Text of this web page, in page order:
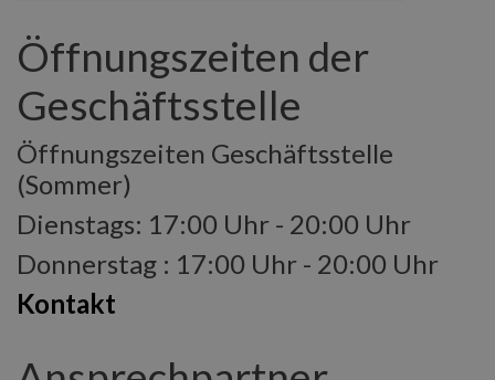
Öffnungszeiten der
Geschäftsstelle
Öffnungszeiten Geschäftsstelle
(Sommer)
Dienstags: 17:00 Uhr - 20:00 Uhr
Donnerstag : 17:00 Uhr - 20:00 Uhr
Kontakt